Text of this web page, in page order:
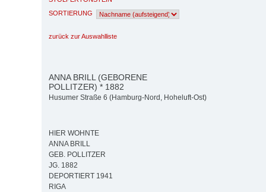
SORTIERUNG
zurück zur Auswahlliste
ANNA BRILL (GEBORENE
POLLITZER) * 1882
Husumer Straße 6 (Hamburg-Nord, Hoheluft-Ost)
HIER WOHNTE
ANNA BRILL
GEB. POLLITZER
JG. 1882
DEPORTIERT 1941
RIGA